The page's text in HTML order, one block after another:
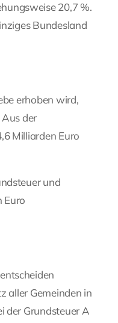
20,7 %.
Bundesland
erhoben wird,
der
Milliarden Euro
und
Euro
aller Gemeinden in
der Grundsteuer A